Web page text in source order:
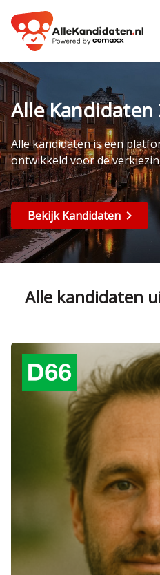
Alle Kandidaten
Alle kandidaten is een
ontwikkeld voor de
Bekijk Kandidaten
Alle kandidaten